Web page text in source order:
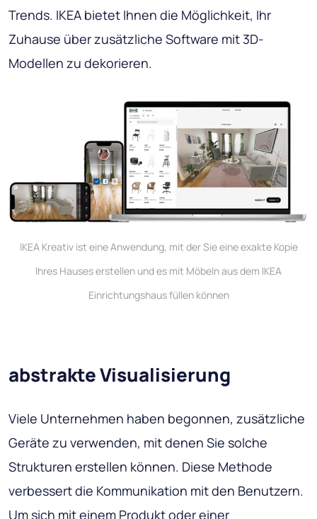
Trends. IKEA bietet Ihnen die Möglichkeit, Ihr
Zuhause über zusätzliche Software mit 3D-
Modellen zu dekorieren.
IKEA Kreativ ist eine Anwendung, mit der Sie eine exakte Kopie
Ihres Hauses erstellen und es mit Möbeln aus dem IKEA
Einrichtungshaus füllen können
abstrakte Visualisierung
Viele Unternehmen haben begonnen, zusätzliche
Geräte zu verwenden, mit denen Sie solche
Strukturen erstellen können. Diese Methode
verbessert die Kommunikation mit den Benutzern.
Um sich mit einem Produkt oder einer